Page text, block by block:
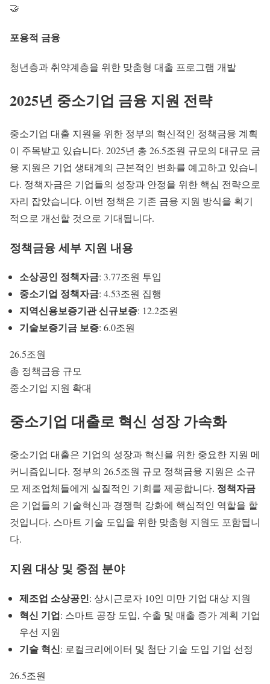
🤝
포용적 금융
청년층과 취약계층을 위한 맞춤형 대출 프로그램 개발
2025년 중소기업 금융 지원 전략
중소기업 대출 지원을 위한 정부의 혁신적인 정책금융 계획
이 주목받고 있습니다. 2025년 총 26.5조원 규모의 대규모 금
융 지원은 기업 생태계의 근본적인 변화를 예고하고 있습니
다. 정책자금은 기업들의 성장과 안정을 위한 핵심 전략으로
자리 잡았습니다. 이번 정책은 기존 금융 지원 방식을 획기
적으로 개선할 것으로 기대됩니다.
정책금융 세부 지원 내용
소상공인 정책자금: 3.77조원 투입
중소기업 정책자금: 4.53조원 집행
지역신용보증기관 신규보증: 12.2조원
기술보증기금 보증: 6.0조원
26.5조원
총 정책금융 규모
중소기업 지원 확대
중소기업 대출로 혁신 성장 가속화
중소기업 대출은 기업의 성장과 혁신을 위한 중요한 지원 메
커니즘입니다. 정부의 26.5조원 규모 정책금융 지원은 소규
모 제조업체들에게 실질적인 기회를 제공합니다. 정책자금
은 기업들의 기술혁신과 경쟁력 강화에 핵심적인 역할을 할
것입니다. 스마트 기술 도입을 위한 맞춤형 지원도 포함됩니
다.
지원 대상 및 중점 분야
제조업 소상공인: 상시근로자 10인 미만 기업 대상 지원
혁신 기업: 스마트 공장 도입, 수출 및 매출 증가 계획 기업
우선 지원
기술 혁신: 로컬크리에이터 및 첨단 기술 도입 기업 선정
26.5조원